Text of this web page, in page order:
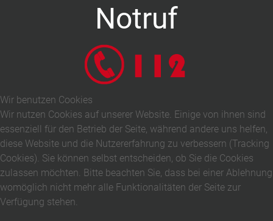
Notruf
Wir benutzen Cookies
Wir nutzen Cookies auf unserer Website. Einige von ihnen sind
essenziell für den Betrieb der Seite, während andere uns helfen,
diese Website und die Nutzererfahrung zu verbessern (Tracking
Cookies). Sie können selbst entscheiden, ob Sie die Cookies
zulassen möchten. Bitte beachten Sie, dass bei einer Ablehnung
womöglich nicht mehr alle Funktionalitäten der Seite zur
Verfügung stehen.